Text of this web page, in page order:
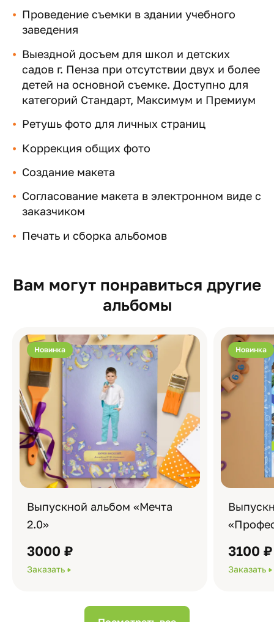
Проведение съемки в здании учебного
заведения
Выездной досъем для школ и детских
садов г. Пенза при отсутствии двух и более
детей на основной съемке. Доступно для
категорий Стандарт, Максимум и Премиум
Ретушь фото для личных страниц
Коррекция общих фото
Создание макета
Согласование макета в электронном виде с
заказчиком
Печать и сборка альбомов
Вам могут понравиться другие
альбомы
Новинка
Выпускной альбом «Мечта
2.0»
3000 ₽
Заказать
Новинка
3100 ₽
Заказать